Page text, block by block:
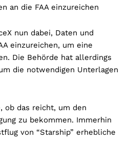
an die FAA einzureichen
nun dabei, Daten und
einzureichen, um eine
Die Behörde hat allerdings
die notwendigen Unterlagen
ob das reicht, um den
zu bekommen. Immerhin
von “Starship” erhebliche